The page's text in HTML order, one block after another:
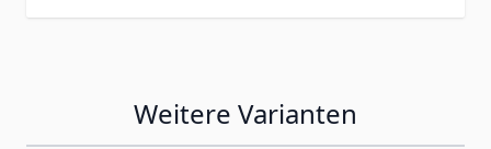
Weitere Varianten